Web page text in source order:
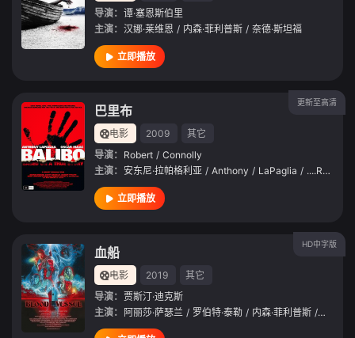
导演： 谭·塞恩斯伯里
主演： 汉娜·莱维恩 / 内森·菲利普斯 / 奈德·斯坦福
立即播放
更新至高清
巴里布
电影 2009
其它
导演： Robert / Connolly
主演： 安东尼·拉帕格利亚 / Anthony / LaPaglia / ....Roger
立即播放
HD中字版
血船
电影 2019
其它
导演： 贾斯汀·迪克斯
主演： 阿丽莎·萨瑟兰 / 罗伯特·泰勒 / 内森·菲利普斯 / 克里斯